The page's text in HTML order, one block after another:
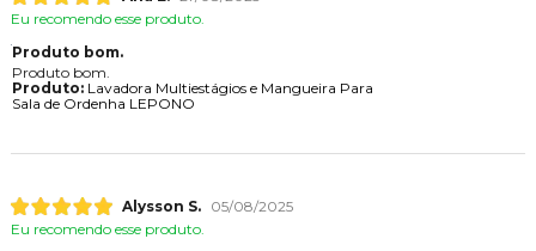
Eu recomendo esse produto.
Produto bom.
Produto bom.
Produto:Lavadora Multiestágios e Mangueira Para
Sala de Ordenha LEPONO
Alysson S.
05/08/2025
Eu recomendo esse produto.